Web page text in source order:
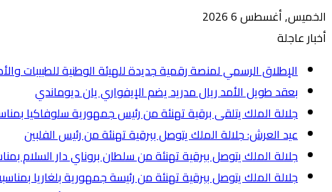
الخميس, أغسطس 6 2026
أخبار عاجلة
الإطلاق الرسمي لمنصة رقمية جديدة للهيئة الوطنية للطبيبات
بعقد طويل الأمد ريال مدريد يضم الإيفواري يان ديوماندي
جلالة الملك يتلقى برقية تهنئة من رئيس جمهورية سلوفاكيا
عيد العرش: جلالة الملك يتوصل ببرقية تهنئة من رئيس الفلبين
جلالة الملك يتوصل ببرقية تهنئة من سلطان بروناي دار السلام
جلالة الملك يتوصل ببرقية تهنئة من رئيسة جمهورية بلغاريا